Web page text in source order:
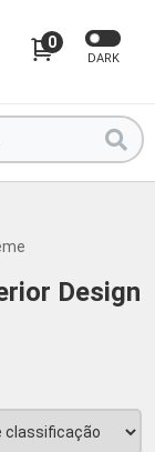
0
DARK
Design